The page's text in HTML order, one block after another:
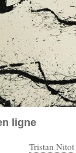
ligne
Tristan Nitot